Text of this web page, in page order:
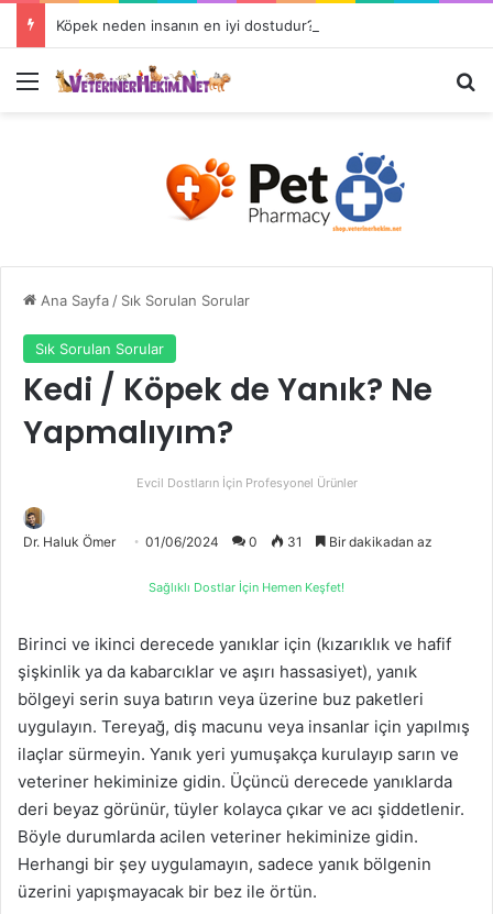
Köpek neden insanın en iyi dostudur?
Ana Sayfa/ Sık Sorulan Sorular
Sık Sorulan Sorular
Kedi / Köpek de Yanık? Ne
Yapmalıyım?
Evcil Dostların İçin Profesyonel Ürünler
Dr. Haluk Ömer 01/06/2024 0 31 Bir dakikadan az
Sağlıklı Dostlar İçin Hemen Keşfet!
Birinci ve ikinci derecede yanıklar için (kızarıklık ve hafif
şişkinlik ya da kabarcıklar ve aşırı hassasiyet), yanık
bölgeyi serin suya batırın veya üzerine buz paketleri
uygulayın. Tereyağ, diş macunu veya insanlar için yapılmış
ilaçlar sürmeyin. Yanık yeri yumuşakça kurulayıp sarın ve
veteriner hekiminize gidin. Üçüncü derecede yanıklarda
deri beyaz görünür, tüyler kolayca çıkar ve acı şiddetlenir.
Böyle durumlarda acilen veteriner hekiminize gidin.
Herhangi bir şey uygulamayın, sadece yanık bölgenin
üzerini yapışmayacak bir bez ile örtün.